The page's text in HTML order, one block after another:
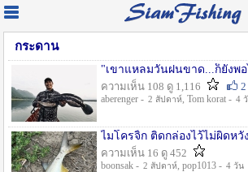
กระดาน
"เขาแหลมวันฝนขาด...ก็ยังพ
ความเห็น 108 ดู 1,116
2
aberenger - 2 สัปดาห์, Tom korat - 4
ไมโครจิ้ก ติดกล่องไว้ไม่ผิดหวัง
ความเห็น 16 ดู 452
boonsak - 2 สัปดาห์, pop1013 - 4 วัน